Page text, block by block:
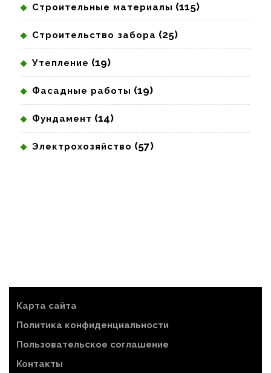
Строительные материалы (115)
Строительство забора (25)
Утепление (19)
Фасадные работы (19)
Фундамент (14)
Электрохозяйство (57)
Карта сайта
Политика конфиденциальности
Пользовательское соглашение
Контакты